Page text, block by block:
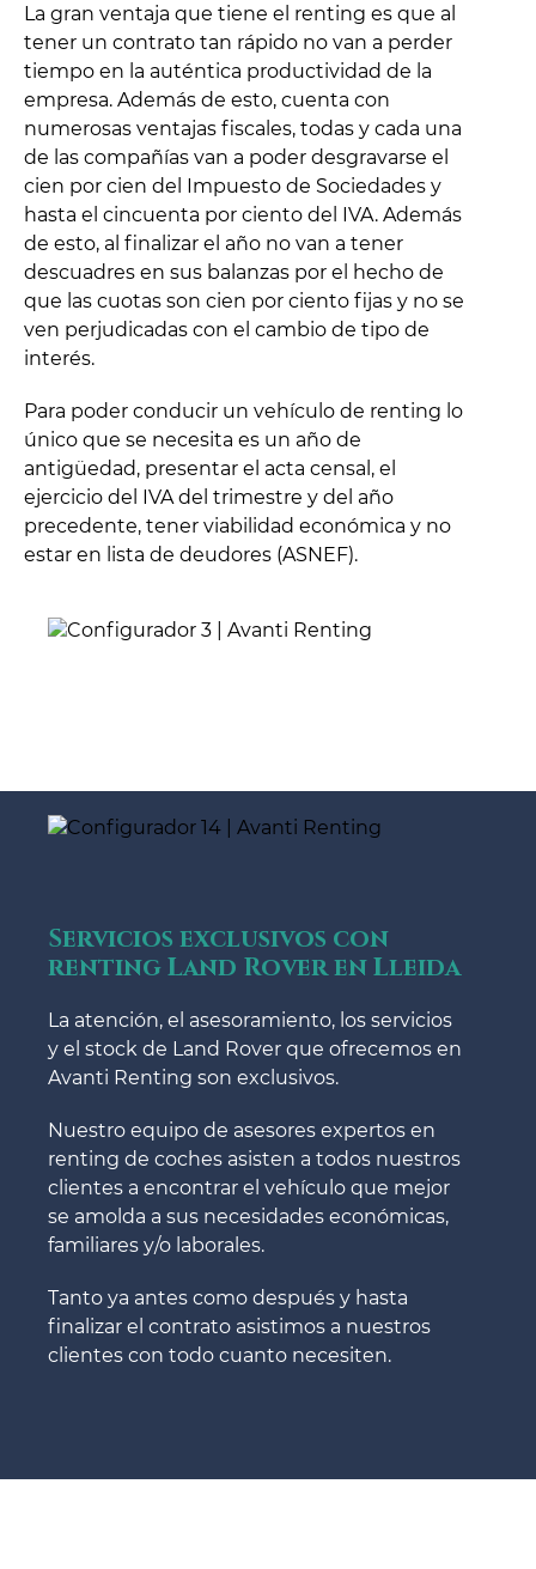
La gran ventaja que tiene el renting es que al
tener un contrato tan rápido no van a perder
tiempo en la auténtica productividad de la
empresa. Además de esto, cuenta con
numerosas ventajas fiscales, todas y cada una
de las compañías van a poder desgravarse el
cien por cien del Impuesto de Sociedades y
hasta el cincuenta por ciento del IVA. Además
de esto, al finalizar el año no van a tener
descuadres en sus balanzas por el hecho de
que las cuotas son cien por ciento fijas y no se
ven perjudicadas con el cambio de tipo de
interés.
Para poder conducir un vehículo de renting lo
único que se necesita es un año de
antigüedad, presentar el acta censal, el
ejercicio del IVA del trimestre y del año
precedente, tener viabilidad económica y no
estar en lista de deudores (ASNEF).
Servicios exclusivos con
renting Land Rover en Lleida
La atención, el asesoramiento, los servicios
y el stock de Land Rover que ofrecemos en
Avanti Renting son exclusivos.
Nuestro equipo de asesores expertos en
renting de coches asisten a todos nuestros
clientes a encontrar el vehículo que mejor
se amolda a sus necesidades económicas,
familiares y/o laborales.
Tanto ya antes como después y hasta
finalizar el contrato asistimos a nuestros
clientes con todo cuanto necesiten.